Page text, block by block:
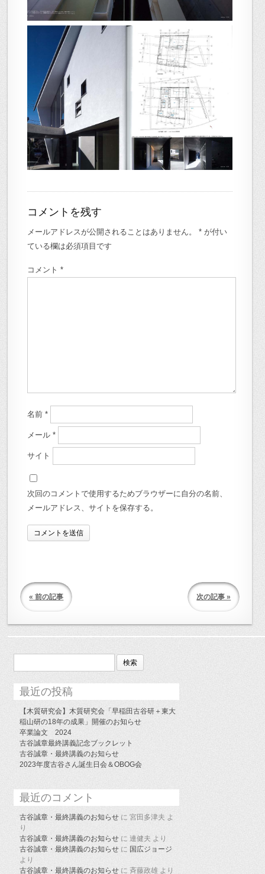
コメントを残す
メールアドレスが公開されることはありません。 * が付い
ている欄は必須項目です
コメント*
名前*
メール*
サイト
次回のコメントで使用するためブラウザーに自分の名前、
メールアドレス、サイトを保存する。
« 前の記事 次の記事 »
検
最近の投稿
【木質研究会】木質研究会「早稲田古谷研＋東大
稲山研の18年の成果」開催のお知らせ
卒業論文 2024
古谷誠章最終講義記念ブックレット
古谷誠章・最終講義のお知らせ
2023年度古谷さん誕生日会＆OBOG会
最近のコメント
古谷誠章・最終講義のお知らせ に宮田多津夫 よ
り
古谷誠章・最終講義のお知らせ に連健夫 より
古谷誠章・最終講義のお知らせ に 国広ジョージ
より
古谷誠章・最終講義のお知らせ に 斉藤政雄 より